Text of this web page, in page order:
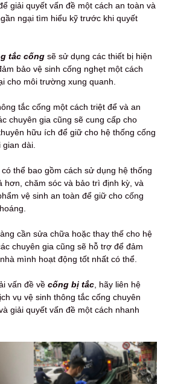
giải quyết vấn đề một cách an toàn và
ngại tìm hiểu kỹ trước khi quyết
tắc cống sẽ sử dụng các thiết bị hiện
bảo vệ sinh cống nghẹt một cách
cho môi trường xung quanh.
tắc cống một cách triệt để và an
chuyên gia cũng sẽ cung cấp cho
hữu ích để giữ cho hệ thống cống
dài.
thể bao gồm cách sử dụng hệ thống
hơn, chăm sóc và bảo trì định kỳ, và
vệ sinh an toàn để giữ cho cống
cần sửa chữa hoặc thay thế cho hệ
chuyên gia cũng sẽ hỗ trợ để đảm
mình hoạt động tốt nhất có thể.
vấn đề về cống bị tắc , hãy liên hệ
vụ vệ sinh thông tắc cống chuyên
giải quyết vấn đề một cách nhanh